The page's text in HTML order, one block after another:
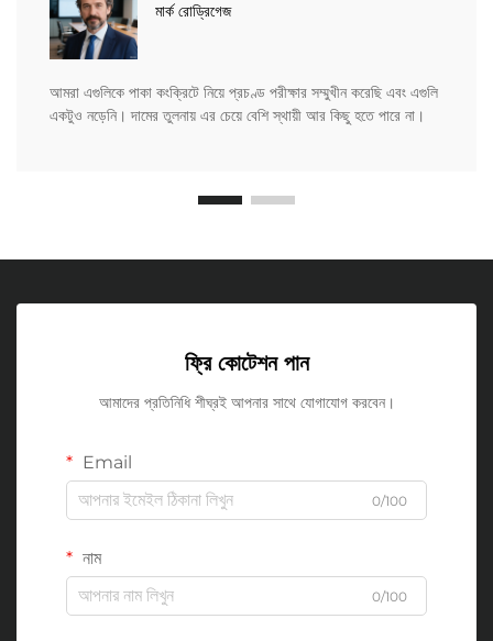
মার্ক রোড্রিগেজ
আমরা এগুলিকে পাকা কংক্রিটে নিয়ে প্রচণ্ড পরীক্ষার সম্মুখীন করেছি এবং এগুলি
একটুও নড়েনি। দামের তুলনায় এর চেয়ে বেশি স্থায়ী আর কিছু হতে পারে না।
ফ্রি কোটেশন পান
আমাদের প্রতিনিধি শীঘ্রই আপনার সাথে যোগাযোগ করবেন।
Email
0/100
নাম
0/100